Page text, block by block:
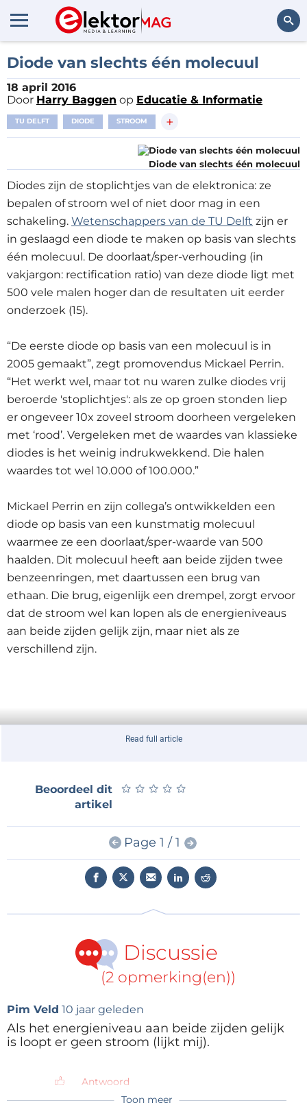
Diode van slechts één molecuul
18 april 2016
Door Harry Baggen op Educatie & Informatie
TU DELFT DIODE STROOM +
Diode van slechts één molecuul
Diodes zijn de stoplichtjes van de elektronica: ze
bepalen of stroom wel of niet door mag in een
schakeling. Wetenschappers van de TU Delft zijn er
in geslaagd een diode te maken op basis van slechts
één molecuul. De doorlaat/sper-verhouding (in
vakjargon: rectification ratio) van deze diode ligt met
500 vele malen hoger dan de resultaten uit eerder
onderzoek (15).
“De eerste diode op basis van een molecuul is in
2005 gemaakt”, zegt promovendus Mickael Perrin.
“Het werkt wel, maar tot nu waren zulke diodes vrij
beroerde 'stoplichtjes': als ze op groen stonden liep
er ongeveer 10x zoveel stroom doorheen vergeleken
met ‘rood’. Vergeleken met de waardes van klassieke
diodes is het weinig indrukwekkend. Die halen
waardes tot wel 10.000 of 100.000.”
Mickael Perrin en zijn collega’s ontwikkelden een
diode op basis van een kunstmatig molecuul
waarmee ze een doorlaat/sper-waarde van 500
haalden. Dit molecuul heeft aan beide zijden twee
benzeenringen, met daartussen een brug van
ethaan. Die brug, eigenlijk een drempel, zorgt ervoor
dat de stroom wel kan lopen als de energieniveaus
aan beide zijden gelijk zijn, maar niet als ze
verschillend zijn.
Read full article
Beoordeel dit
artikel
★ ★ ★ ★ ★
★ ★ ★ ★ ★
Page 1 / 1
Discussie
(2 opmerking(en))
Pim Veld 10 jaar geleden
Als het energieniveau aan beide zijden gelijk
is loopt er geen stroom (lijkt mij).
Antwoord
Johan Tasche 10 jaar geleden
Toon meer